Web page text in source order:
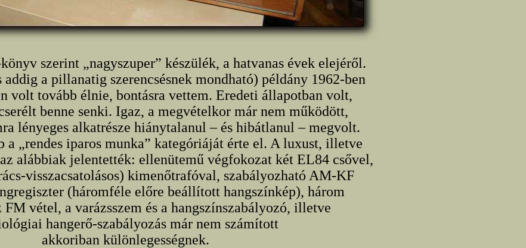
szerint „nagyszuper” készülék, a hatvanas évek elejéről.
a pillanatig szerencsésnek mondható) példány 1962-ben
volt tovább élnie, bontásra vettem. Eredeti állapotban volt,
benne senki. Igaz, a megvételkor már nem működött,
lényeges alkatrésze hiánytalanul – és hibátlanul – megvolt.
a „rendes iparos munka” kategóriáját érte el. A luxust, illetve
az alábbiak jelentették: ellenütemű végfokozat két EL84 csővel,
visszacsatolásos) kimenőtrafóval, szabályozható AM-KF
(háromféle előre beállított hangszínkép), három
FM vétel, a varázsszem és a hangszínszabályozó, illetve
hangerő-szabályozás már nem számított
akkoriban különlegességnek.